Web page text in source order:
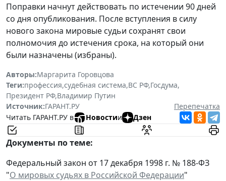
Поправки начнут действовать по истечении 90 дней
со дня опубликования. После вступления в силу
нового закона мировые судьи сохранят свои
полномочия до истечения срока, на который они
были назначены (избраны).
Авторы:Маргарита Горовцова
Теги:профессия,судебная система,ВС РФ,Госдума,
Президент РФ,Владимир Путин
Источник:ГАРАНТ.РУ
Перепечатка
Читать ГАРАНТ.РУ в
Новостии Дзен
Документы по теме:
Федеральный закон от 17 декабря 1998 г. № 188-ФЗ
"О мировых судьях в Российской Федерации"